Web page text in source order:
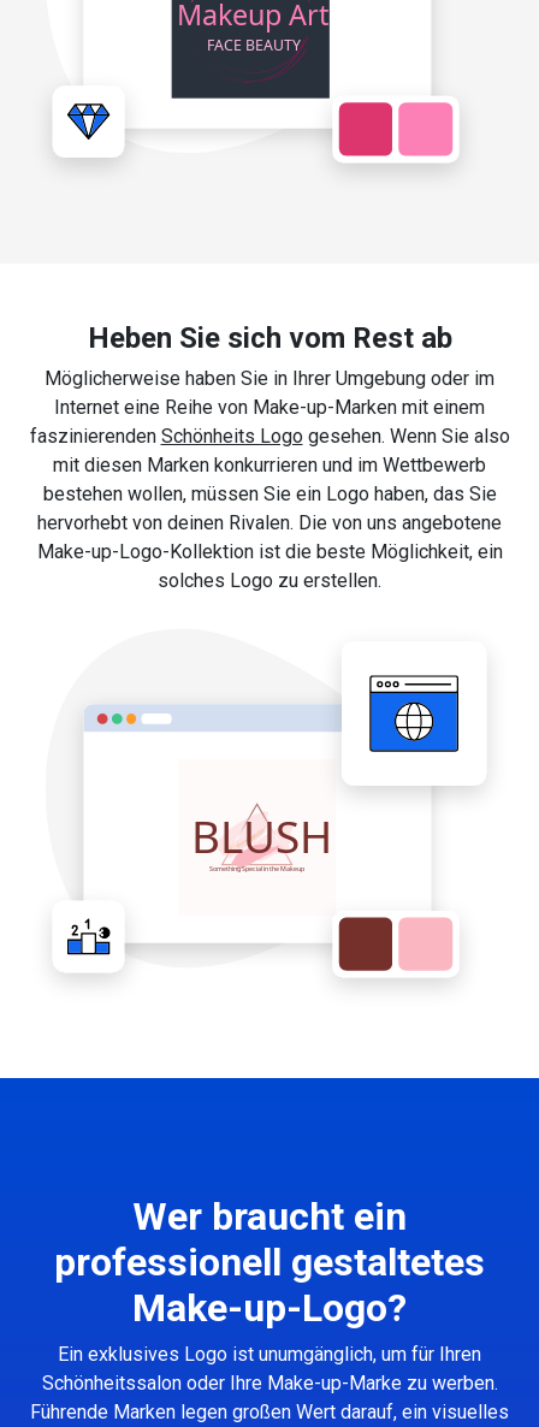
Heben Sie sich vom Rest ab
Möglicherweise haben Sie in Ihrer Umgebung oder im
Internet eine Reihe von Make-up-Marken mit einem
faszinierenden Schönheits Logogesehen. Wenn Sie also
mit diesen Marken konkurrieren und im Wettbewerb
bestehen wollen, müssen Sie ein Logo haben, das Sie
hervorhebt von deinen Rivalen. Die von uns angebotene
Make-up-Logo-Kollektion ist die beste Möglichkeit, ein
solches Logo zu erstellen.
Wer braucht ein
professionell gestaltetes
Make-up-Logo?
Ein exklusives Logo ist unumgänglich, um für Ihren
Schönheitssalon oder Ihre Make-up-Marke zu werben.
Führende Marken legen großen Wert darauf, ein visuelles